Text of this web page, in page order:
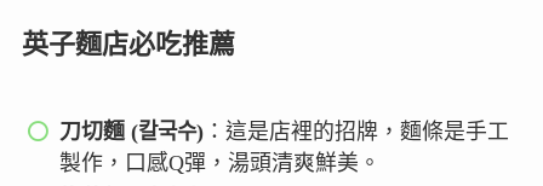
英子麵店必吃推薦
刀切麵 (칼국수) ：這是店裡的招牌，麵條是手工
製作，口感Q彈，湯頭清爽鮮美。